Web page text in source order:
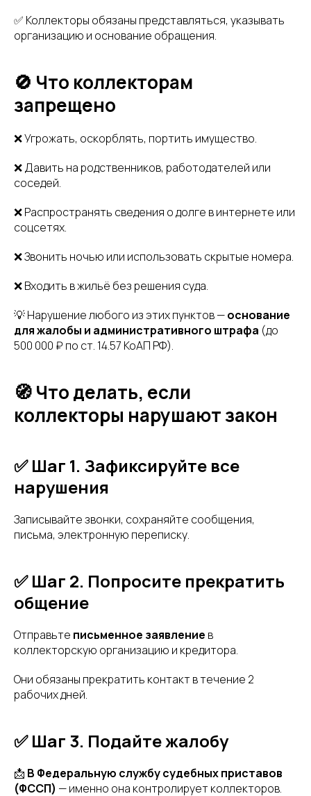
✅ Коллекторы обязаны представляться, указывать
организацию и основание обращения.
🚫 Что коллекторам
запрещено
❌ Угрожать, оскорблять, портить имущество.
❌ Давить на родственников, работодателей или
соседей.
❌ Распространять сведения о долге в интернете или
соцсетях.
❌ Звонить ночью или использовать скрытые номера.
❌ Входить в жильё без решения суда.
💡 Нарушение любого из этих пунктов —основание
для жалобы и административного штрафа (до
500 000 ₽ по ст. 14.57 КоАП РФ).
🧭 Что делать, если
коллекторы нарушают закон
✅ Шаг 1. Зафиксируйте все
нарушения
Записывайте звонки, сохраняйте сообщения,
письма, электронную переписку.
✅ Шаг 2. Попросите прекратить
общение
Отправьте письменное заявление в
коллекторскую организацию и кредитора.
Они обязаны прекратить контакт в течение 2
рабочих дней.
✅ Шаг 3. Подайте жалобу
📩 В Федеральную службу судебных приставов
(ФССП) — именно она контролирует коллекторов.